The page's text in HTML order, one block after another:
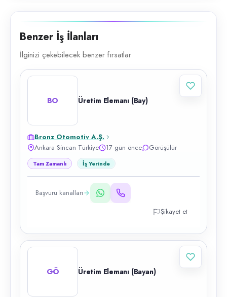
Benzer İş İlanları
İlginizi çekebilecek benzer fırsatlar
BO Üretim Elemanı (Bay)
Bronz Otomotiv A.Ş.
Ankara Sincan Türkiye
17 gün önce Görüşülür
Tam Zamanlı İş Yerinde
Başvuru kanalları
Şikayet et
GÖ Üretim Elemanı (Bayan)